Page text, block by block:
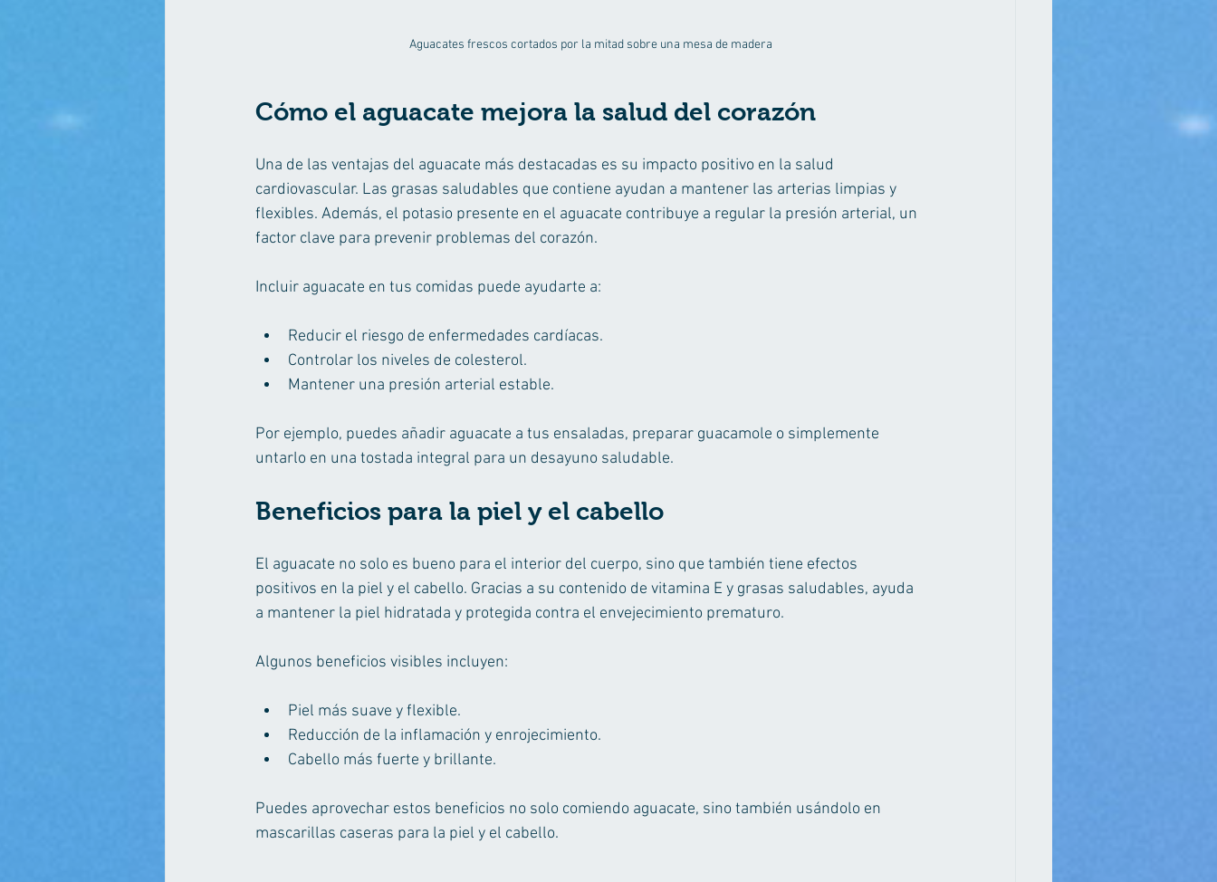
Aguacates frescos cortados por la mitad sobre una mesa de madera
Cómo el aguacate mejora la salud del corazón
Una de las ventajas del aguacate más destacadas es su impacto positivo en la salud
cardiovascular. Las grasas saludables que contiene ayudan a mantener las arterias limpias y
flexibles. Además, el potasio presente en el aguacate contribuye a regular la presión arterial, un
factor clave para prevenir problemas del corazón.
Incluir aguacate en tus comidas puede ayudarte a:
Reducir el riesgo de enfermedades cardíacas.
Controlar los niveles de colesterol.
Mantener una presión arterial estable.
Por ejemplo, puedes añadir aguacate a tus ensaladas, preparar guacamole o simplemente
untarlo en una tostada integral para un desayuno saludable.
Beneficios para la piel y el cabello
El aguacate no solo es bueno para el interior del cuerpo, sino que también tiene efectos
positivos en la piel y el cabello. Gracias a su contenido de vitamina E y grasas saludables, ayuda
a mantener la piel hidratada y protegida contra el envejecimiento prematuro.
Algunos beneficios visibles incluyen:
Piel más suave y flexible.
Reducción de la inflamación y enrojecimiento.
Cabello más fuerte y brillante.
Puedes aprovechar estos beneficios no solo comiendo aguacate, sino también usándolo en
mascarillas caseras para la piel y el cabello.